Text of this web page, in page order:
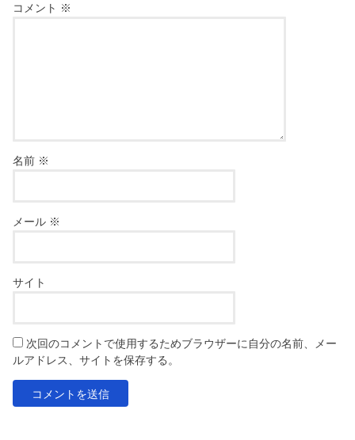
コメント ※
名前 ※
メール ※
サイト
次回のコメントで使用するためブラウザーに自分の名前、メー
ルアドレス、サイトを保存する。